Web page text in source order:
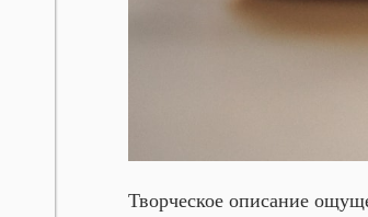
Творческое описание